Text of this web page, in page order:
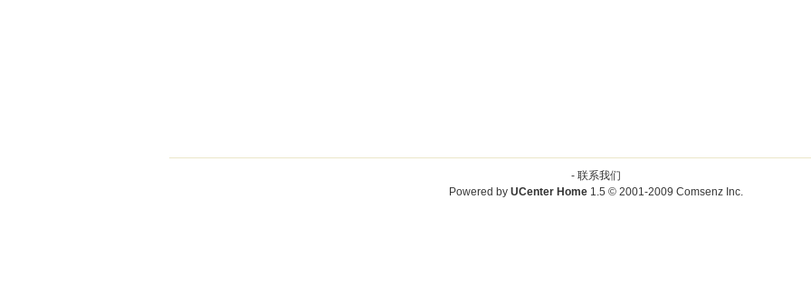
- 联系我们
Powered by UCenter Home 1.5 © 2001-2009 Comsenz Inc.